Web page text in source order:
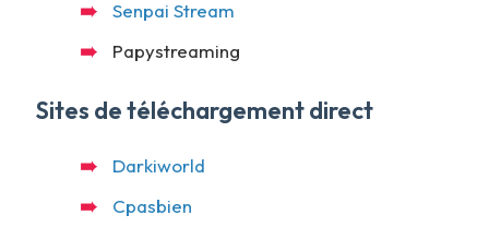
Senpai Stream
Papystreaming
Sites de téléchargement direct
Darkiworld
Cpasbien